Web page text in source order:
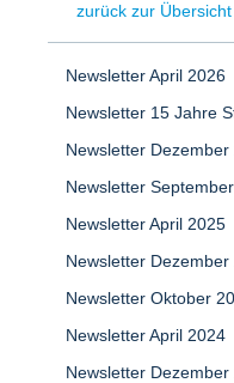
zurück zur Übersicht
Newsletter April 2026
Newsletter 15 Jahre
Newsletter Dezember
Newsletter
Newsletter April 2025
Newsletter Dezember
Newsletter Oktober
Newsletter April 2024
Newsletter Dezember